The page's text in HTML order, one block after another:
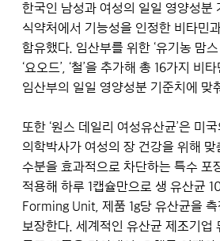
한국인 남성과 여성의 일일 영양성분
식약처에서 기능성을 인정한 비타민
함유했다. 임산부를 위한 ‘유기농 맘스
‘요오드’, ‘철’을 추가해 총 16가지 비
임산부의 일일 영양성분 기준치에 맞
또한 ‘원스 데일리 여성유산균’은 미국
의학박사가 여성의 장 건강을 위해 맞
수분을 효과적으로 차단하는 특수 포
적용해 하루 1캡슐만으로 생 유산균
Forming Unit, 제품 1g당 유산균을
보장한다. 세계적인 유산균 제조기업